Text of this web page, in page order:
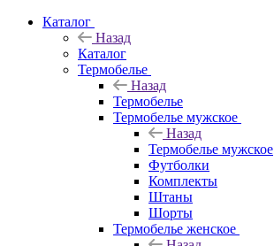
Каталог
Назад
Каталог
Термобелье
Назад
Термобелье
Термобелье мужское
Назад
Термобелье мужское
Футболки
Комплекты
Штаны
Шорты
Термобелье женское